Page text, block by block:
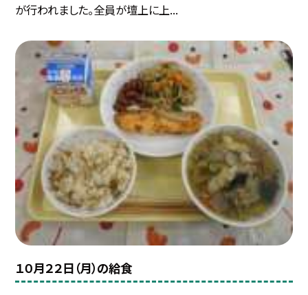
が行われました。全員が壇上に上...
１０月２２日（月）の給食